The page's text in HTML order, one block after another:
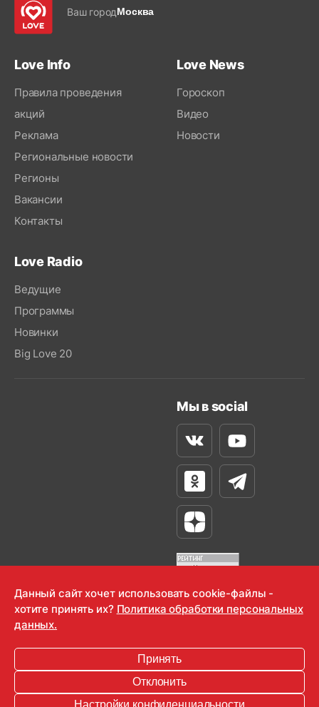
Ваш городМосква
Love Info
Правила проведения
акций
Реклама
Региональные новости
Регионы
Вакансии
Контакты
Love News
Гороскоп
Видео
Новости
Love Radio
Ведущие
Программы
Новинки
Big Love 20
Мы в social
ВконтактеYoutube
Одноклассники
Телеграм
Яндекс Дзен
OOO "Радио-Любовь" 2000-2026
Информация для правообладателей
Данный сайт хочет использовать cookie-файлы -
хотите принять их? Политика обработки персональных
данных.
Принять
Отклонить
Настройки конфиденциальности